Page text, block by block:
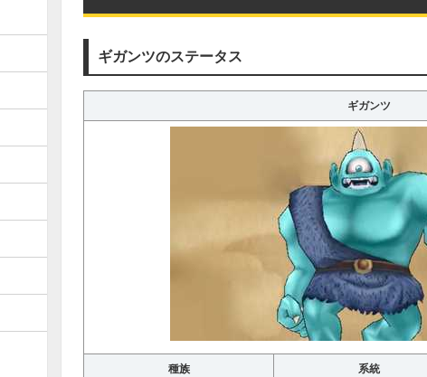
ギガンツのステータス
ギガンツ
種族 系統